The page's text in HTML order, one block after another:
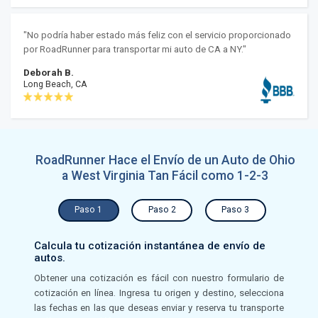
"No podría haber estado más feliz con el servicio proporcionado
por RoadRunner para transportar mi auto de CA a NY."
Deborah B.
Long Beach, CA
RoadRunner Hace el Envío de un Auto de Ohio
a West Virginia Tan Fácil como 1-2-3
Paso 1 Paso 2 Paso 3
Calcula tu cotización instantánea de envío de
autos.
Obtener una cotización es fácil con nuestro formulario de
cotización en línea. Ingresa tu origen y destino, selecciona
las fechas en las que deseas enviar y reserva tu transporte